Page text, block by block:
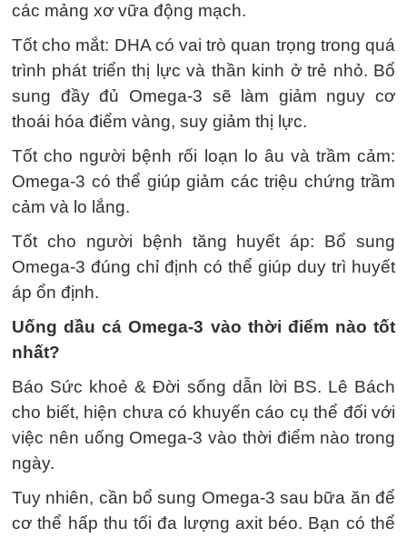
các mảng xơ vữa động mạch.
Tốt cho mắt: DHA có vai trò quan trọng trong quá
trình phát triển thị lực và thần kinh ở trẻ nhỏ. Bổ
sung đầy đủ Omega-3 sẽ làm giảm nguy cơ
thoái hóa điểm vàng, suy giảm thị lực.
Tốt cho người bệnh rối loạn lo âu và trầm cảm:
Omega-3 có thể giúp giảm các triệu chứng trầm
cảm và lo lắng.
Tốt cho người bệnh tăng huyết áp: Bổ sung
Omega-3 đúng chỉ định có thể giúp duy trì huyết
áp ổn định.
Uống dầu cá Omega-3 vào thời điểm nào tốt
nhất?
Báo Sức khoẻ & Đời sống dẫn lời BS. Lê Bách
cho biết, hiện chưa có khuyến cáo cụ thể đối với
việc nên uống Omega-3 vào thời điểm nào trong
ngày.
Tuy nhiên, cần bổ sung Omega-3 sau bữa ăn để
cơ thể hấp thu tối đa lượng axit béo. Bạn có thể